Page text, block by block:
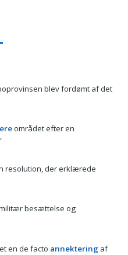
blev fordømt af det
området efter en
resolution, der erklærede
besættelse og
en de facto annektering af